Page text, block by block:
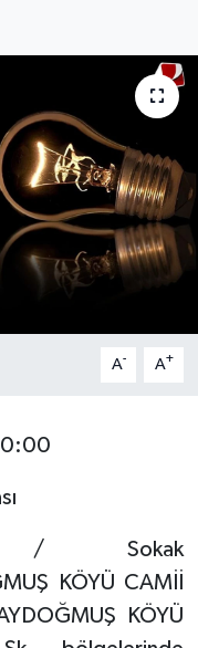
A- A+
/ Sokak
KÖYÜ CAMİİ
KÖYÜ